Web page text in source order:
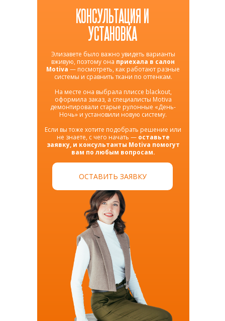
КОНСУЛЬТАЦИЯ И
УСТАНОВКА
ОСТАВИТЬ ЗАЯВКУ
Элизавете было важно увидеть варианты
вживую, поэтому она приехала в салон
Motiva — посмотреть, как работают разные
системы и сравнить ткани по оттенкам.
На месте она выбрала плиссе blackout,
оформила заказ, а специалисты Motiva
демонтировали старые рулонные «День-
Ночь» и установили новую систему.
Если вы тоже хотите подобрать решение или
не знаете, с чего начать — оставьте
заявку, и консультанты Motiva помогут
вам по любым вопросам.